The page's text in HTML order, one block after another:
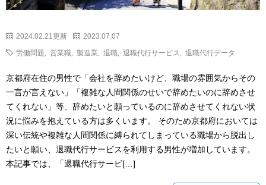
2024.02.21更新 2023.07.07
労働問題 営業職 製造業 退職 退職代行サービス 退職代行データ
京都府在住の男性で「会社を辞めたいけど、職場の雰囲気からその
一言が言えない」「複雑な人間関係のせいで辞めたいのに辞めさせ
てくれない」等、辞めたいと願っているのに辞めさせてくれない状
況に悩みを抱えている方は多くいます。 そのため京都府においては
深い伝統や複雑な人間関係に縛られてしまっている職場から脱出し
たいと願い、退職代行サービスを利用する男性が増加しています。
本記事では、「退職代行サービ[…]